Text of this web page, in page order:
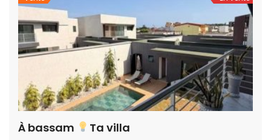
À bassam Ta villa